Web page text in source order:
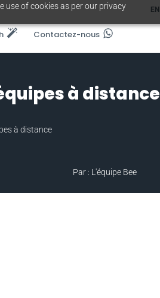
use of cookies as per our privacy
EN
Contactez-nous
à distance
à distance
Par : L'équipe Bee